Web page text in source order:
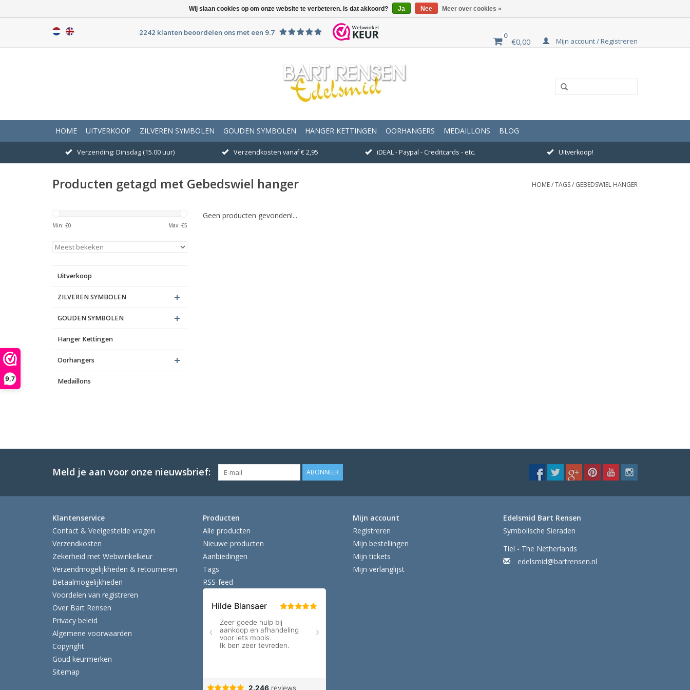
9,7
2242 klanten beoordelen ons met een 9.7 0
€0,00 Mijn account / Registreren
HOME UITVERKOOP ZILVEREN SYMBOLEN GOUDEN SYMBOLEN HANGER KETTINGEN OORHANGERS MEDAILLONS BLOG
Verzending: Dinsdag (15.00 uur) Verzendkosten vanaf € 2,95 iDEAL - Paypal - Creditcards - etc. Uitverkoop!
Producten getagd met Gebedswiel hanger HOME/TAGS/ GEBEDSWIEL HANGER
Min: €0 Max: €5
Uitverkoop
ZILVEREN SYMBOLEN
GOUDEN SYMBOLEN
Hanger Kettingen
Oorhangers
Medaillons
Geen producten gevonden!...
Meld je aan voor onze nieuwsbrief: ABONNEER
Klantenservice
Contact & Veelgestelde vragen
Verzendkosten
Zekerheid met Webwinkelkeur
Verzendmogelijkheden & retourneren
Betaalmogelijkheden
Voordelen van registreren
Over Bart Rensen
Privacy beleid
Algemene voorwaarden
Copyright
Goud keurmerken
Sitemap
Producten
Alle producten
Nieuwe producten
Aanbiedingen
Tags
RSS-feed
Mijn account
Registreren
Mijn bestellingen
Mijn tickets
Mijn verlanglijst
Edelsmid Bart Rensen
Symbolische Sieraden
Tiel - The Netherlands
edelsmid@bartrensen.nl
Wij slaan cookies op om onze website te verbeteren. Is dat akkoord? Ja Nee Meer over cookies »